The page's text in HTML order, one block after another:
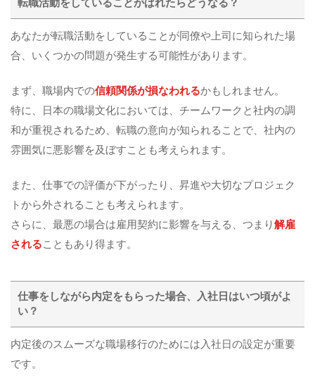
転職活動をしていることがばれたらどうなる？
あなたが転職活動をしていることが同僚や上司に知られた場
合、いくつかの問題が発生する可能性があります。
まず、職場内での信頼関係が損なわれるかもしれません。
特に、日本の職場文化においては、チームワークと社内の調
和が重視されるため、転職の意向が知られることで、社内の
雰囲気に悪影響を及ぼすことも考えられます。
また、仕事での評価が下がったり、昇進や大切なプロジェク
トから外されることも考えられます。
さらに、最悪の場合は雇用契約に影響を与える、つまり解雇
されることもあり得ます。
仕事をしながら内定をもらった場合、入社日はいつ頃がよ
い？
内定後のスムーズな職場移行のためには入社日の設定が重要
です。